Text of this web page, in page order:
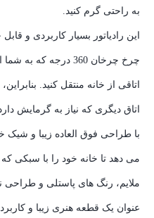
به راحتی گرم کنید.
این رادیاتور بسیار کاربردی و
چرخ چرخان 360 درجه
اتاقی از خانه منتقل کنید.
اتاق دیگری که نیاز به گرمایش
با طراحی فوق العاده زیبا و شیک
می دهد تا خانه خود را با سبکی
عنوان یک قطعه هنری زیبا و